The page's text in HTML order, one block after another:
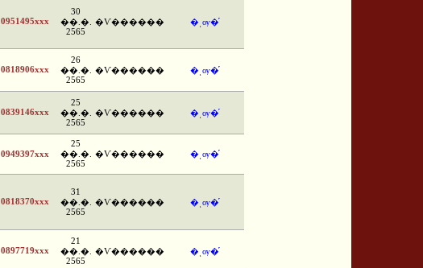
0951495xxx
30
��.�.
2565
�Ѵ������ �ͺѹ�֡
0818906xxx
26
��.�.
2565
�Ѵ������ �ͺѹ�֡
0839146xxx
25
��.�.
2565
�Ѵ������ �ͺѹ�֡
0949397xxx
25
��.�.
2565
�Ѵ������ �ͺѹ�֡
0818370xxx
31
��.�.
2565
�Ѵ������ �ͺѹ�֡
0897719xxx
21
��.�.
2565
�Ѵ������ �ͺѹ�֡